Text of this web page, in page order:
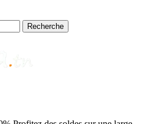
Recherche